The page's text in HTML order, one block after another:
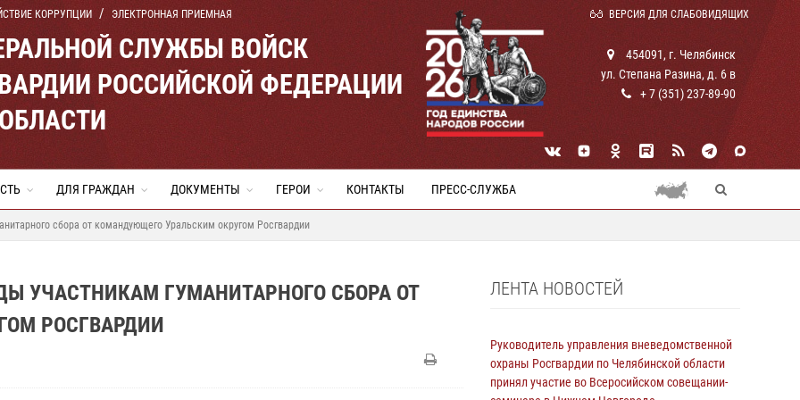
КОРРУПЦИИ ЭЛЕКТРОННАЯ ПРИЕМНАЯ ВЕРСИЯ ДЛЯ СЛАБОВИДЯЩИХ
СЛУЖБЫ ВОЙСК
РОССИЙСКОЙ ФЕДЕРАЦИИ
454091, г. Челябинск
ул. Степана Разина, д. 6 в
+ 7 (351) 237-89-90
ДЛЯ ГРАЖДАН ДОКУМЕНТЫ ГЕРОИ КОНТАКТЫ ПРЕСС-СЛУЖБА
сбора от командующего Уральским округом Росгвардии
УЧАСТНИКАМ ГУМАНИТАРНОГО СБОРА ОТ
РОСГВАРДИИ
ЛЕНТА НОВОСТЕЙ
Руководитель управления вневедомственной
охраны Росгвардии по Челябинской области
принял участие во Всеросийском совещании-